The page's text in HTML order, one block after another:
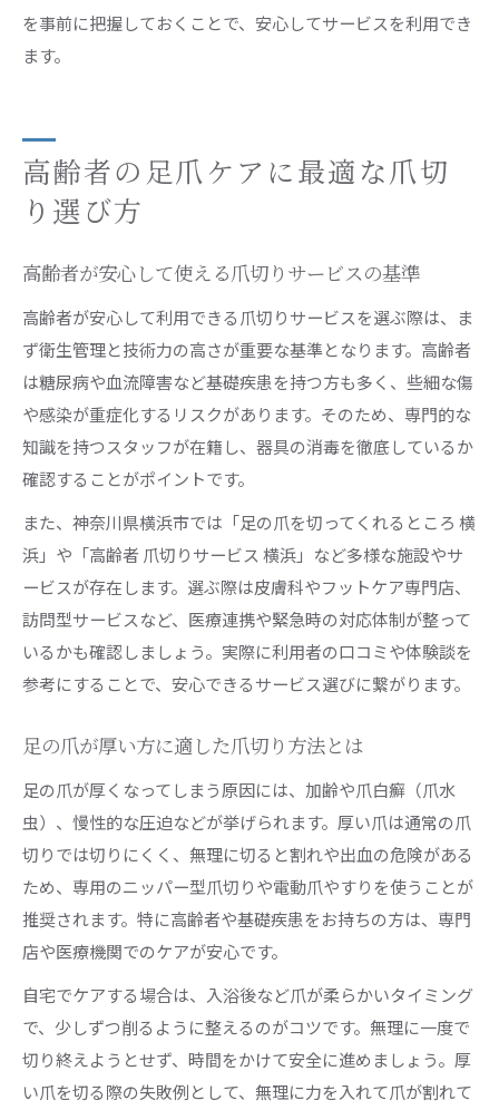
を事前に把握しておくことで、安心してサービスを利用でき
ます。
高齢者の足爪ケアに最適な爪切
り選び方
高齢者が安心して使える爪切りサービスの基準
高齢者が安心して利用できる爪切りサービスを選ぶ際は、ま
ず衛生管理と技術力の高さが重要な基準となります。高齢者
は糖尿病や血流障害など基礎疾患を持つ方も多く、些細な傷
や感染が重症化するリスクがあります。そのため、専門的な
知識を持つスタッフが在籍し、器具の消毒を徹底しているか
確認することがポイントです。
また、神奈川県横浜市では「足の爪を切ってくれるところ 横
浜」や「高齢者 爪切りサービス 横浜」など多様な施設やサ
ービスが存在します。選ぶ際は皮膚科やフットケア専門店、
訪問型サービスなど、医療連携や緊急時の対応体制が整って
いるかも確認しましょう。実際に利用者の口コミや体験談を
参考にすることで、安心できるサービス選びに繋がります。
足の爪が厚い方に適した爪切り方法とは
足の爪が厚くなってしまう原因には、加齢や爪白癬（爪水
虫）、慢性的な圧迫などが挙げられます。厚い爪は通常の爪
切りでは切りにくく、無理に切ると割れや出血の危険がある
ため、専用のニッパー型爪切りや電動爪やすりを使うことが
推奨されます。特に高齢者や基礎疾患をお持ちの方は、専門
店や医療機関でのケアが安心です。
自宅でケアする場合は、入浴後など爪が柔らかいタイミング
で、少しずつ削るように整えるのがコツです。無理に一度で
切り終えようとせず、時間をかけて安全に進めましょう。厚
い爪を切る際の失敗例として、無理に力を入れて爪が割れて